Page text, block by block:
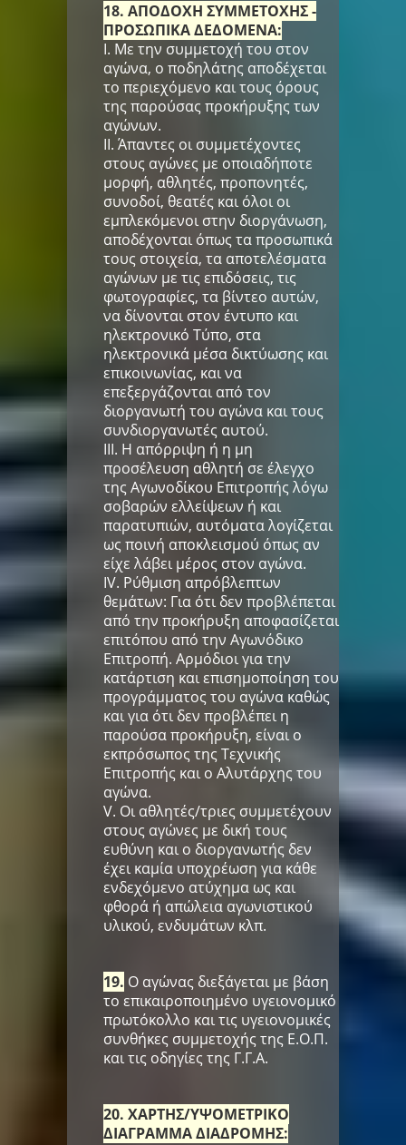
18. ΑΠΟΔΟΧΗ ΣΥΜΜΕΤΟΧΗΣ -
ΠΡΟΣΩΠΙΚΑ ΔΕΔΟΜΕΝΑ:
I. Με την συμμετοχή του στον
αγώνα, ο ποδηλάτης αποδέχεται
το περιεχόμενο και τους όρους
της παρούσας προκήρυξης των
αγώνων.
II. Άπαντες οι συμμετέχοντες
στους αγώνες με οποιαδήποτε
μορφή, αθλητές, προπονητές,
συνοδοί, θεατές και όλοι οι
εμπλεκόμενοι στην διοργάνωση,
αποδέχονται όπως τα προσωπικά
τους στοιχεία, τα αποτελέσματα
αγώνων με τις επιδόσεις, τις
φωτογραφίες, τα βίντεο αυτών,
να δίνονται στον έντυπο και
ηλεκτρονικό Τύπο, στα
ηλεκτρονικά μέσα δικτύωσης και
επικοινωνίας, και να
επεξεργάζονται από τον
διοργανωτή του αγώνα και τους
συνδιοργανωτές αυτού.
III. H απόρριψη ή η μη
προσέλευση αθλητή σε έλεγχο
της Αγωνοδίκου Επιτροπής λόγω
σοβαρών ελλείψεων ή και
παρατυπιών, αυτόματα λογίζεται
ως ποινή αποκλεισμού όπως αν
είχε λάβει μέρος στον αγώνα.
IV. Ρύθμιση απρόβλεπτων
θεμάτων: Για ότι δεν προβλέπεται
από την προκήρυξη αποφασίζεται
επιτόπου από την Αγωνόδικο
Επιτροπή. Αρμόδιοι για την
κατάρτιση και επισημοποίηση του
προγράμματος του αγώνα καθώς
και για ότι δεν προβλέπει η
παρούσα προκήρυξη, είναι ο
εκπρόσωπος της Τεχνικής
Επιτροπής και ο Αλυτάρχης του
αγώνα.
V. Οι αθλητές/τριες συμμετέχουν
στους αγώνες με δική τους
ευθύνη και ο διοργανωτής δεν
έχει καμία υποχρέωση για κάθε
ενδεχόμενο ατύχημα ως και
φθορά ή απώλεια αγωνιστικού
υλικού, ενδυμάτων κλπ.
19. Ο αγώνας διεξάγεται με βάση
το επικαιροποιημένο υγειονομικό
πρωτόκολλο και τις υγειονομικές
συνθήκες συμμετοχής της Ε.Ο.Π.
και τις οδηγίες της Γ.Γ.Α.
20. ΧΑΡΤΗΣ/ΥΨΟΜΕΤΡΙΚΟ
ΔΙΑΓΡΑΜΜΑ ΔΙΑΔΡΟΜΗΣ: